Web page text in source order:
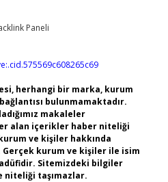
herhangi bir marka, kurum
bulunmamaktadır.
makaleler
alan içerikler haber niteliği
ve kişiler hakkında
Gerçek kurum ve kişiler ile isim
Sitemizdeki bilgiler
niteliği taşımazlar.